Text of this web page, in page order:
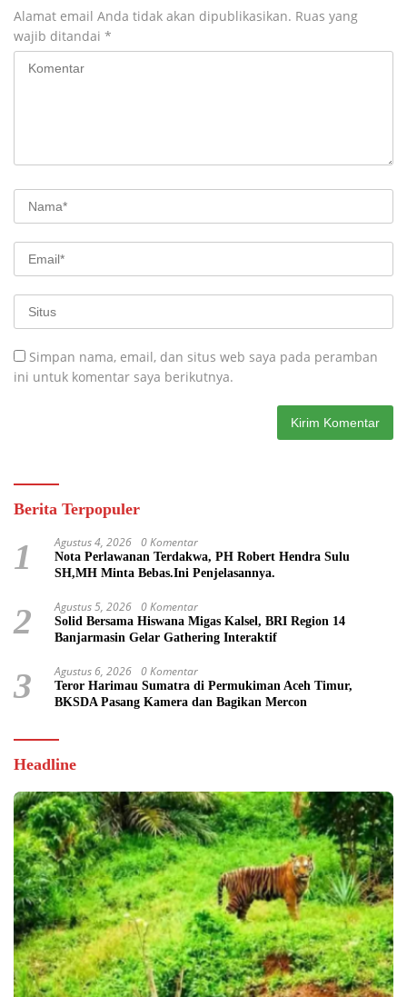
Alamat email Anda tidak akan dipublikasikan. Ruas yang
wajib ditandai *
Simpan nama, email, dan situs web saya pada peramban
ini untuk komentar saya berikutnya.
Berita Terpopuler
1 Agustus 4, 2026 0 Komentar
Nota Perlawanan Terdakwa, PH Robert Hendra Sulu
SH,MH Minta Bebas.Ini Penjelasannya.
2 Agustus 5, 2026 0 Komentar
Solid Bersama Hiswana Migas Kalsel, BRI Region 14
Banjarmasin Gelar Gathering Interaktif
3 Agustus 6, 2026 0 Komentar
Teror Harimau Sumatra di Permukiman Aceh Timur,
BKSDA Pasang Kamera dan Bagikan Mercon
Headline